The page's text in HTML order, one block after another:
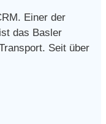
Einer der
das Basler
Seit über